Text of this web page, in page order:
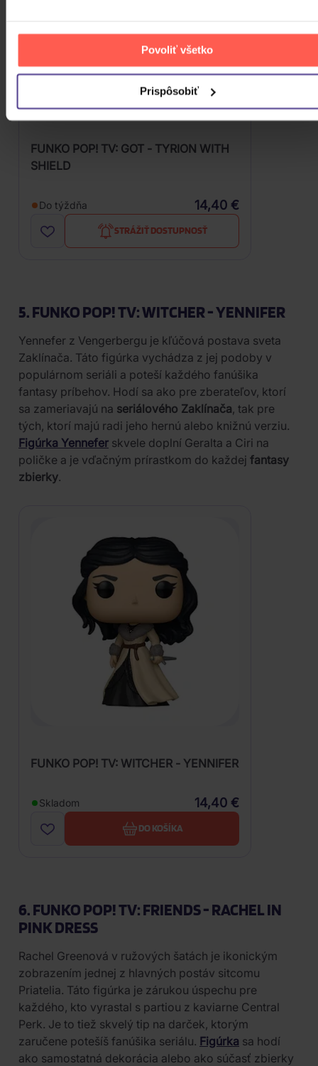
Povoliť všetko
Prispôsobiť
FUNKO POP! TV: GOT - TYRION WITH
SHIELD
Do týždňa 14,40 €
STRÁŽIŤ DOSTUPNOSŤ
5. FUNKO POP! TV: WITCHER - YENNIFER
Yennefer z Vengerbergu je kľúčová postava sveta
Zaklínača. Táto figúrka vychádza z jej podoby v
populárnom seriáli a poteší každého fanúšika
fantasy príbehov. Hodí sa ako pre zberateľov, ktorí
sa zameriavajú na seriálového Zaklínača, tak pre
tých, ktorí majú radi jeho hernú alebo knižnú verziu.
Figúrka Yennefer skvele doplní Geralta a Ciri na
poličke a je vďačným prírastkom do každej fantasy
zbierky.
FUNKO POP! TV: WITCHER - YENNIFER
Skladom 14,40 €
DO KOŠÍKA
6. FUNKO POP! TV: FRIENDS - RACHEL IN
PINK DRESS
Rachel Greenová v ružových šatách je ikonickým
zobrazením jednej z hlavných postáv sitcomu
Priatelia. Táto figúrka je zárukou úspechu pre
každého, kto vyrastal s partiou z kaviarne Central
Perk. Je to tiež skvelý tip na darček, ktorým
zaručene potešíš fanúšika seriálu. Figúrka sa hodí
ako samostatná dekorácia alebo ako súčasť zbierky